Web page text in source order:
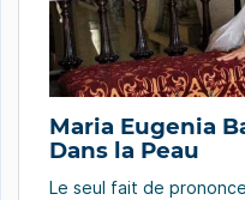
Maria Eugenia
Dans la Peau
Le seul fait de